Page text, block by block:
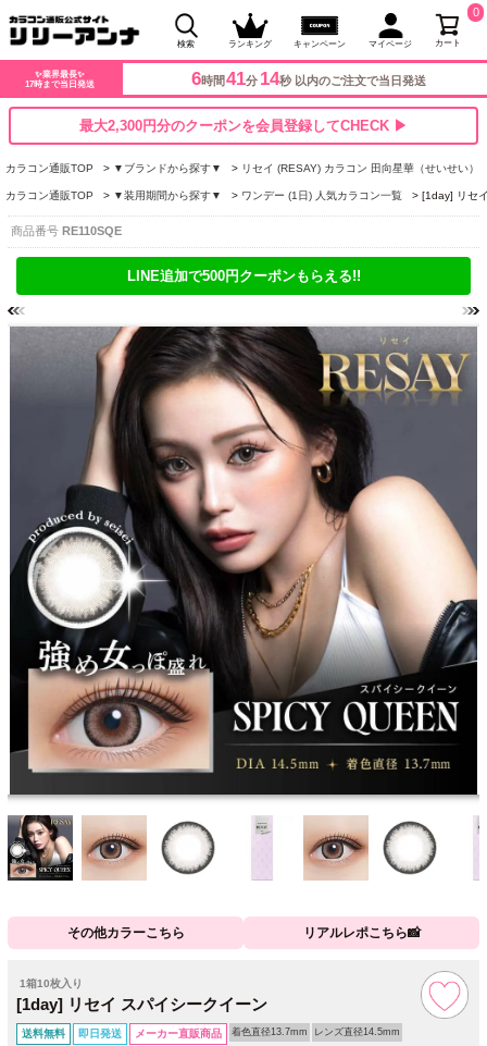
検索 ランキング キャンペーン マイページ カート
0
✨業界最長✨
17時まで当日発送
6時間 41分 13秒 以内のご注文で当日発送
最大2,300円分のクーポンを会員登録してCHECK ▶
カラコン通販TOP ▼ブランドから探す▼ リセイ (RESAY) カラコン 田向星華（せいせい）
カラコン通販TOP ▼装用期間から探す▼ ワンデー (1日) 人気カラコン一覧 [1day] リセ
商品番号 RE110SQE
LINE追加で500円クーポンもらえる!!
その他カラーこちら リアルレポこちら📸
1箱10枚入り
[1day] リセイ スパイシークイーン
送料無料 即日発送 メーカー直販商品 着色直径13.7mm レンズ直径14.5mm